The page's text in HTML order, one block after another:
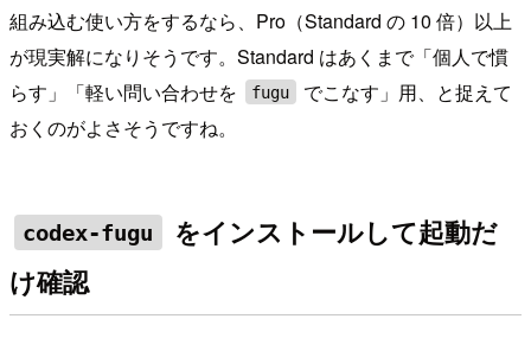
組み込む使い方をするなら、Pro（Standard の 10 倍）以上
が現実解になりそうです。Standard はあくまで「個人で慣
らす」「軽い問い合わせを
fugu
でこなす」用、と捉えて
おくのがよさそうですね。
codex-fugu
をインストールして起動だ
け確認